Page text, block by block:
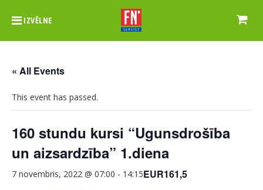
IZVĒLNE
« All Events
This event has passed.
160 stundu kursi “Ugunsdrošība
un aizsardzība” 1.diena
7 novembris, 2022 @ 07:00 - 14:15EUR161,5